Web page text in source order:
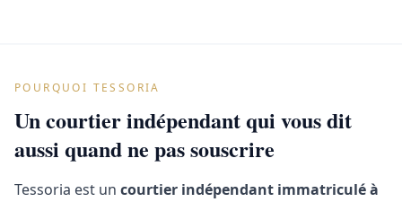
POURQUOI TESSORIA
Un courtier indépendant qui vous dit
aussi quand ne pas souscrire
Tessoria est un courtier indépendant immatriculé à